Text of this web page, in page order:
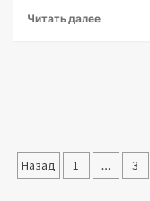
Читать далее
Пагинация
Назад 1 … 3